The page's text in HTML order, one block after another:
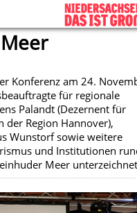
Konferenz am 24.
für regionale
Palandt (Dezernent für
der Region Hannover),
Wunstorf sowie weitere
und Institutionen
Meer